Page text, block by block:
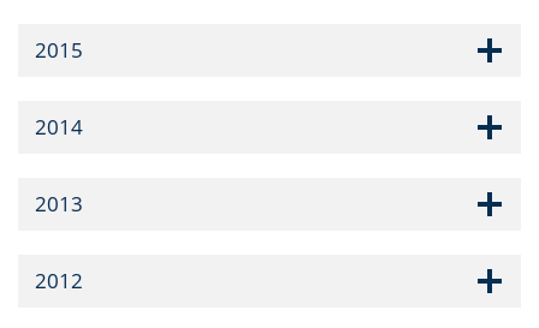
2015
2014
2013
2012